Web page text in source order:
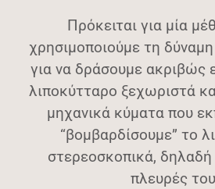
Πρόκειται για μία
χρησιμοποιούμε τη
για να δράσουμε ακριβώς
λιποκύτταρο ξεχωριστά
μηχανικά κύματα που
“βομβαρδίσουμε” το
στερεοσκοπικά, δηλαδή
πλευρές